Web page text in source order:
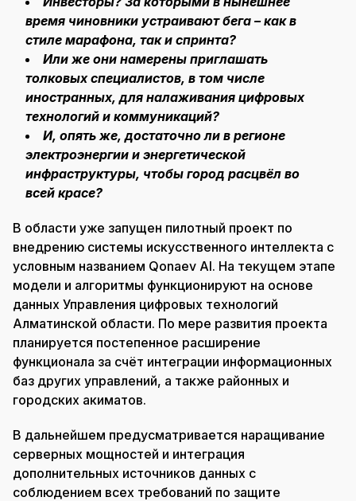
время чиновники устраивают бега – как в
стиле марафона, так и спринта?
Или же они намерены приглашать
толковых специалистов, в том числе
иностранных, для налаживания цифровых
технологий и коммуникаций?
И, опять же, достаточно ли в регионе
электроэнергии и энергетической
инфраструктуры, чтобы город расцвёл во
всей красе?
В области уже запущен пилотный проект по
внедрению системы искусственного интеллекта с
условным названием Qonaev AI. На текущем этапе
модели и алгоритмы функционируют на основе
данных Управления цифровых технологий
Алматинской области. По мере развития проекта
планируется постепенное расширение
функционала за счёт интеграции информационных
баз других управлений, а также районных и
городских акиматов.
В дальнейшем предусматривается наращивание
серверных мощностей и интеграция
дополнительных источников данных с
соблюдением всех требований по защите